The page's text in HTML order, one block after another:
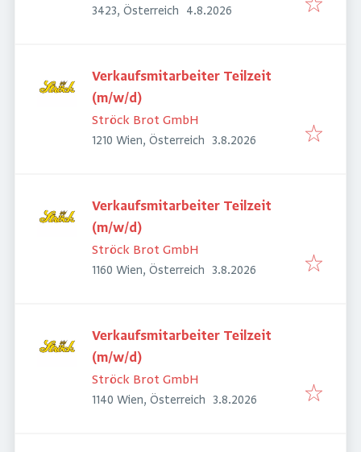
3423, Österreich Veröffentlicht
4.8.2026
Verkaufsmitarbeiter Teilzeit
(m/w/d)
Ströck Brot GmbH
1210 Wien, Österreich Veröffentlicht
3.8.2026
Verkaufsmitarbeiter Teilzeit
(m/w/d)
Ströck Brot GmbH
1160 Wien, Österreich Veröffentlicht
3.8.2026
Verkaufsmitarbeiter Teilzeit
(m/w/d)
Ströck Brot GmbH
1140 Wien, Österreich Veröffentlicht
3.8.2026